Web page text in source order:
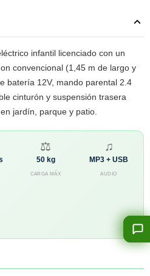
infantil licenciado con un
convencional (1,45 m de largo y
batería 12V, mando parental 2.4
cinturón y suspensión trasera
jardín, parque y patio.
⚖
50 kg
CARGA MÁX
♫
MP3 + USB
AUDIO